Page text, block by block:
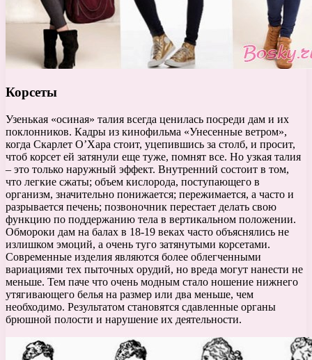
Корсеты
Узенькая «осиная» талия всегда ценилась посреди дам и их
поклонников. Кадры из кинофильма «Унесенные ветром»,
когда Скарлет О’Хара стоит, уцепившись за столб, и просит,
чтоб корсет ей затянули еще туже, помнят все. Но узкая талия
– это только наружный эффект. Внутренний состоит в том,
что легкие сжаты; объем кислорода, поступающего в
организм, значительно понижается; пережимается, а часто и
разрывается печень; позвоночник перестает делать свою
функцию по поддержанию тела в вертикальном положении.
Обмороки дам на балах в 18-19 веках часто объяснялись не
излишком эмоций, а очень туго затянутыми корсетами.
Современные изделия являются более облегченными
вариациями тех пыточных орудий, но вреда могут нанести не
меньше. Тем паче что очень модным стало ношение нижнего
утягивающего белья на размер или два меньше, чем
необходимо. Результатом становятся сдавленные органы
брюшной полости и нарушение их деятельности.